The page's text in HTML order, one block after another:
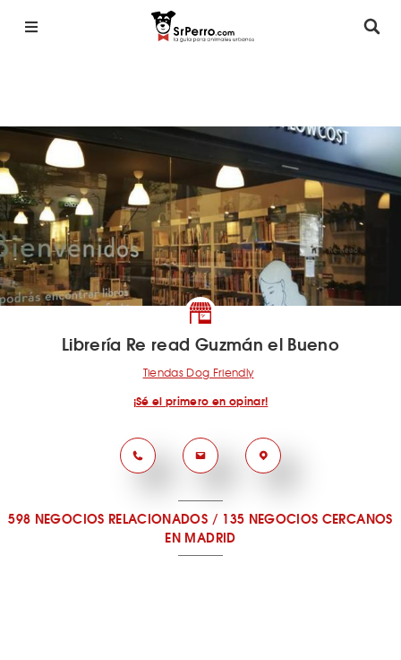
Librería Re read Guzmán el Bueno
Tiendas Dog Friendly
¡Sé el primero en opinar!
598 NEGOCIOS RELACIONADOS / 135 NEGOCIOS CERCANOS
EN MADRID